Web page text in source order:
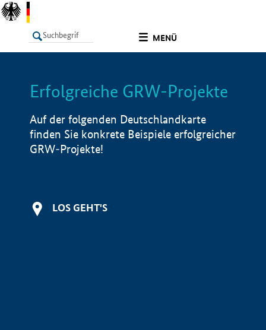
MENÜ
LISTE Info
Erfolgreiche GRW-Projekte
Auf der folgenden Deutschlandkarte
finden Sie konkrete Beispiele erfolgreicher
GRW-Projekte!
LOS GEHT'S